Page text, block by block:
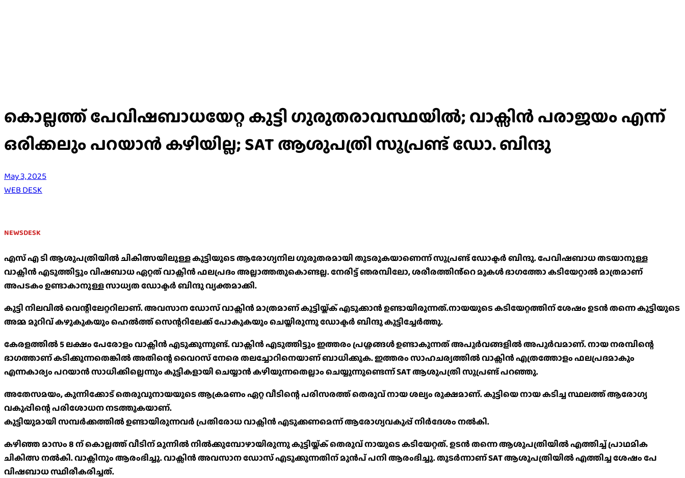
കൊല്ലത്ത് പേവിഷബാധയേറ്റ കുട്ടി ഗുരുതരാവസ്ഥയിൽ; വാക്സിൻ പരാജയം എന്ന്
ഒരിക്കലും പറയാൻ കഴിയില്ല; SAT ആശുപത്രി സൂപ്രണ്ട് ഡോ. ബിന്ദു
May 3, 2025
WEB DESK
NEWSDESK
എസ് എ ടി ആശുപത്രിയിൽ ചികിത്സയിലുള്ള കുട്ടിയുടെ ആരോഗ്യനില ഗുരുതരമായി തുടരുകയാണെന്ന് സൂപ്രണ്ട് ഡോക്ടർ ബിന്ദു. പേവിഷബാധ തടയാനുള്ള
വാക്സിൻ എടുത്തിട്ടും വിഷബാധ ഏറ്റത് വാക്സിൻ ഫലപ്രദം അല്ലാത്തതുകൊണ്ടല്ല. നേരിട്ട് ഞരമ്പിലോ, ശരീരത്തിൻ്റെ മുകൾ ഭാഗത്തോ കടിയേറ്റാൽ മാത്രമാണ്
അപടകം ഉണ്ടാകാനുള്ള സാധ്യത ഡോക്ടർ ബിന്ദു വ്യക്തമാക്കി.
കുട്ടി നിലവിൽ വെന്റിലേറ്ററിലാണ്. അവസാന ഡോസ് വാക്സിൻ മാത്രമാണ് കുട്ടിയ്ക്ക് എടുക്കാൻ ഉണ്ടായിരുന്നത്.നായയുടെ കടിയേറ്റത്തിന് ശേഷം ഉടൻ തന്നെ കുട്ടിയുടെ
അമ്മ മുറിവ് കഴുകുകയും ഹെൽത്ത് സെന്ററിലേക്ക് പോകുകയും ചെയ്തിരുന്നു ഡോക്ടർ ബിന്ദു കൂട്ടിച്ചേർത്തു.
കേരളത്തിൽ 5 ലക്ഷം പേരോളം വാക്സിൻ എടുക്കുന്നുണ്ട്. വാക്സിൻ എടുത്തിട്ടും ഇത്തരം പ്രശ്നങ്ങൾ ഉണ്ടാകുന്നത് അപൂർവങ്ങളിൽ അപൂർവമാണ്. നായ നരമ്പിന്റെ
ഭാഗത്താണ് കടിക്കുന്നതെങ്കിൽ അതിന്റെ വൈറസ് നേരെ തലച്ചോറിനെയാണ് ബാധിക്കുക. ഇത്തരം സാഹചര്യത്തിൽ വാക്സിൻ എത്രത്തോളം ഫലപ്രദമാകും
എന്നകാര്യം പറയാൻ സാധിക്കില്ലെന്നും കുട്ടികളായി ചെയ്യാൻ കഴിയുന്നതെല്ലാം ചെയ്യുന്നുണ്ടെന്ന് SAT ആശുപത്രി സൂപ്രണ്ട് പറഞ്ഞു.
അതേസമയം, കുന്നിക്കോട് തെരുവുനായയുടെ ആക്രമണം ഏറ്റ വീടിന്റെ പരിസരത്ത് തെരുവ് നായ ശല്യം രൂക്ഷമാണ്. കുട്ടിയെ നായ കടിച്ച സ്ഥലത്ത് ആരോഗ്യ
വകുപ്പിന്റെ പരിശോധന നടത്തുകയാണ്.
കുട്ടിയുമായി സമ്പർക്കത്തിൽ ഉണ്ടായിരുന്നവർ പ്രതിരോധ വാക്സിൻ എടുക്കണമെന്ന് ആരോഗ്യവകുപ്പ് നിർദേശം നൽകി.
കഴിഞ്ഞ മാസം 8 ന് കൊല്ലത്ത് വീടിന് മുന്നിൽ നിൽക്കുമ്പോഴായിരുന്നു കുട്ടിയ്ക്ക് തെരുവ് നായുടെ കടിയേറ്റത്. ഉടൻ തന്നെ ആശുപത്രിയിൽ എത്തിച്ച് പ്രാഥമിക
ചികിത്സ നൽകി. വാക്സിനും ആരംഭിച്ചു. വാക്സിൻ അവസാന ഡോസ് എടുക്കുന്നതിന് മുൻപ് പനി ആരംഭിച്ചു. തുടർന്നാണ് SAT ആശുപത്രിയിൽ എത്തിച്ച ശേഷം പേ
വിഷബാധ സ്ഥിരീകരിച്ചത്.